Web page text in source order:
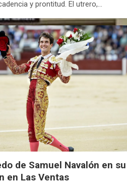
y prontitud. El utrero,…
de Samuel Navalón en su
en Las Ventas